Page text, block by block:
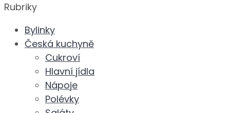
Rubriky
Bylinky
Česká kuchyně
Cukroví
Hlavní jídla
Nápoje
Polévky